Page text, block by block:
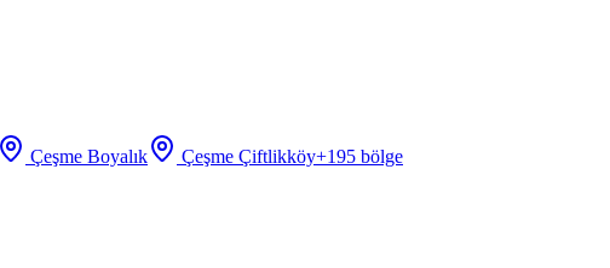
Çeşme Boyalık Çeşme Çiftlikköy+195 bölge